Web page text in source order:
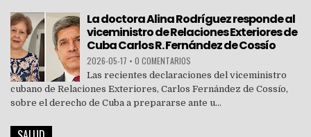
La doctora Alina Rodríguez responde al
viceministro de Relaciones Exteriores de
Cuba Carlos R. Fernández de Cossío
2026-05-17 • 0 COMENTARIOS
Las recientes declaraciones del viceministro
cubano de Relaciones Exteriores, Carlos Fernández de Cossío,
sobre el derecho de Cuba a prepararse ante u...